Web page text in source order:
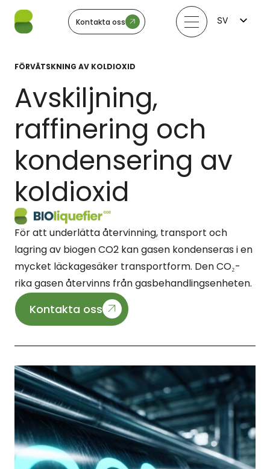
Kontakta oss
SV
FÖRVÄTSKNING AV KOLDIOXID
Avskiljning,
raffinering och
kondensering av
koldioxid
För att underlätta återvinning, transport och
lagring av biogen CO2 kan gasen kondenseras i en
mycket läckagesäker transportform. Den CO₂-
rika gasen återvinns från gasbehandlingsenheten.
Kontakta oss